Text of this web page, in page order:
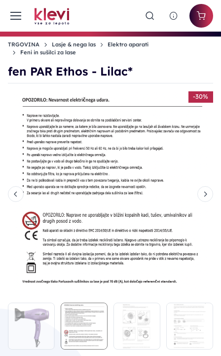
TRGOVINA Lasje & nega las
Elektro aparati
Feni in sušilci za lase
fen PAR Ethos - Lilac*
-30%